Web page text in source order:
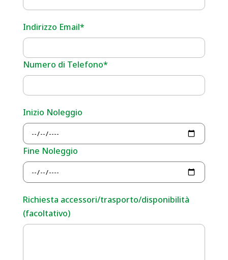
Indirizzo Email*
Numero di Telefono*
Inizio Noleggio
Fine Noleggio
Richiesta accessori/trasporto/disponibilità
(facoltativo)